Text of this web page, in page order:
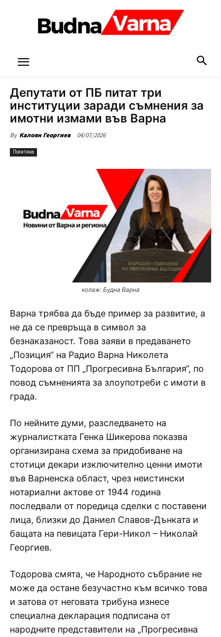
Депутати от ПБ питат три
институции заради съмнения за
имотни измами във Варна
By Калоян Георгиев 04/07/2026
Политика
колаж: Будна Варна
Варна трябва да бъде пример за развитие, а
не да се превръща в символ за
безнаказаност. Това заяви в предаването
„Позиция“ на Радио Варна Николета
Тодорова от ПП „Прогресивна България“, по
повод съмненията за злоупотреби с имоти в
града.
По нейните думи, разследването на
журналистката Генка Шикерова показва
организирана схема за придобиване на
стотици декари изключително ценни имоти
във Варненска област, чрез неистински
нотариални актове от 1944 година
последвали от поредица сделки с поставени
лица, близки до Даниел Славов-Дънката и
бащата на певицата Гери-Никол – Николай
Георгиев.
Тодорова смята, че Народното събрание не
може да остане безучастно към всичко това
и затова от неговата трибуна изнесе
специална декларация подписана от
народните представители на „Прогресивна